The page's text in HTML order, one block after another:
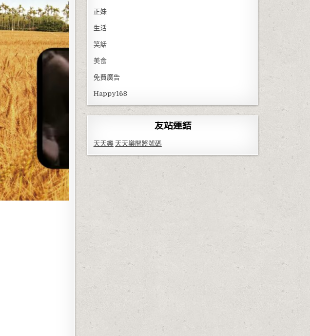
正妹
生活
笑話
美食
免費廣告
Happy168
友站連結
天天樂 天天樂開將號碼